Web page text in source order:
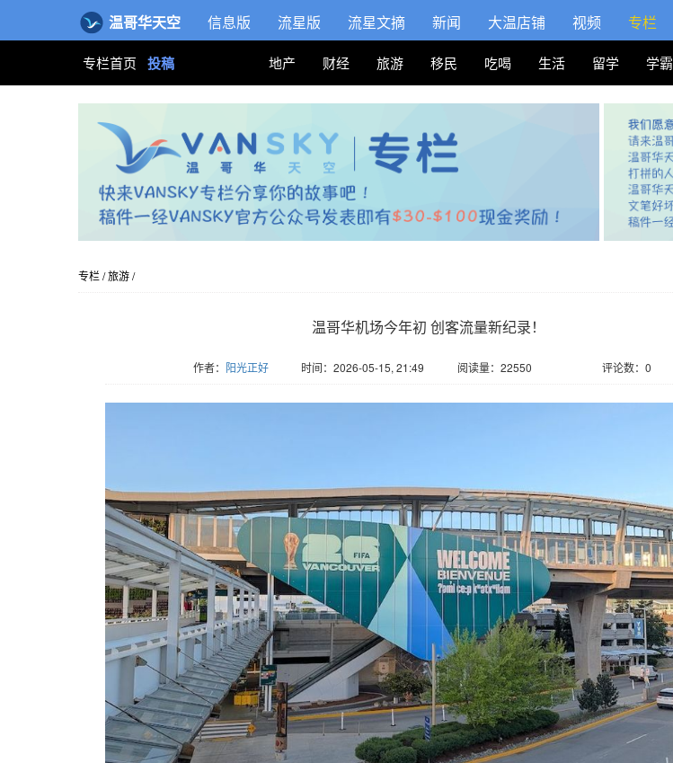
温哥华天空 信息版 流星版 流星文摘 新闻 大温店铺 视频 专栏
专栏首页 投稿 地产 财经 旅游 移民 吃喝 生活 留学 学霸
专栏 /旅游/
温哥华机场今年初 创客流量新纪录！
作者： 阳光正好 时间：2026-05-15, 21:49 阅读量：22550 评论数：0